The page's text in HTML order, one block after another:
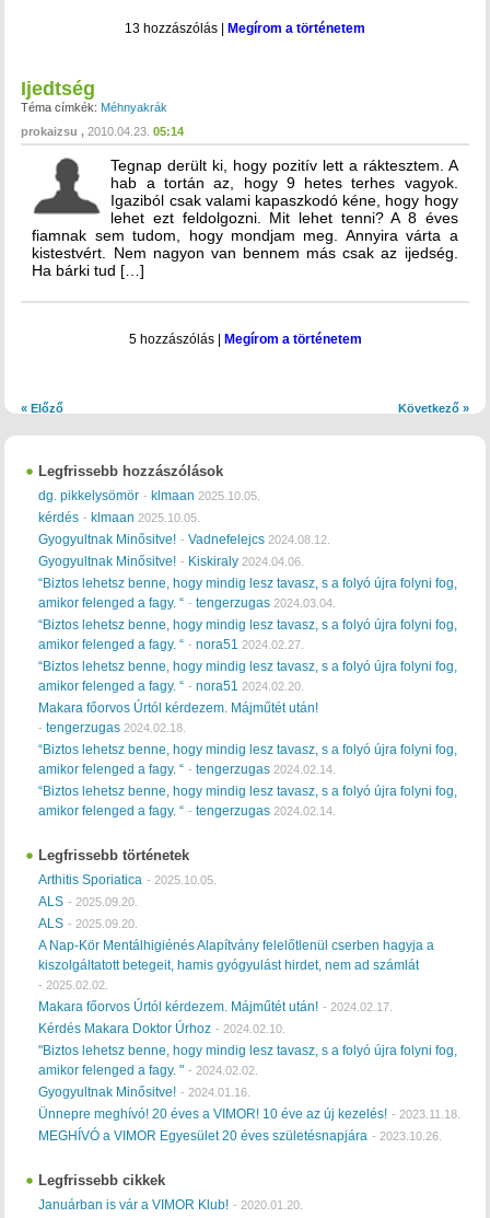
13 hozzászólás Megírom a történetem
Ijedtség
Téma címkék: Méhnyakrák
prokaizsu
2010.04.23. 05:14
Tegnap derült ki, hogy pozitív lett a ráktesztem. A
hab a tortán az, hogy 9 hetes terhes vagyok.
Igaziból csak valami kapaszkodó kéne, hogy hogy
lehet ezt feldolgozni. Mit lehet tenni? A 8 éves
fiamnak sem tudom, hogy mondjam meg. Annyira várta a
kistestvért. Nem nagyon van bennem más csak az ijedség.
Ha bárki tud […]
5 hozzászólás| Megírom a történetem
« Előző Következő »
Legfrissebb hozzászólások
dg. pikkelysömör - klmaan 2025.10.05.
kérdés - klmaan 2025.10.05.
Gyogyultnak Minősitve! -Vadnefelejcs 2024.08.12.
Gyogyultnak Minősitve! - Kiskiraly 2024.04.06.
“Biztos lehetsz benne, hogy mindig lesz tavasz, s a folyó újra folyni fog,
amikor felenged a fagy. “ -tengerzugas 2024.03.04.
“Biztos lehetsz benne, hogy mindig lesz tavasz, s a folyó újra folyni fog,
amikor felenged a fagy. “ -nora51 2024.02.27.
“Biztos lehetsz benne, hogy mindig lesz tavasz, s a folyó újra folyni fog,
amikor felenged a fagy. “ -nora51 2024.02.20.
Makara főorvos Úrtól kérdezem. Májműtét után!
-tengerzugas 2024.02.18.
“Biztos lehetsz benne, hogy mindig lesz tavasz, s a folyó újra folyni fog,
amikor felenged a fagy. “ -tengerzugas 2024.02.14.
“Biztos lehetsz benne, hogy mindig lesz tavasz, s a folyó újra folyni fog,
amikor felenged a fagy. “ -tengerzugas 2024.02.14.
Legfrissebb történetek
Arthitis Sporiatica - 2025.10.05.
ALS - 2025.09.20.
ALS - 2025.09.20.
A Nap-Kör Mentálhigiénés Alapítvány felelőtlenül cserben hagyja a
kiszolgáltatott betegeit, hamis gyógyulást hirdet, nem ad számlát
- 2025.02.02.
Makara főorvos Úrtól kérdezem. Májműtét után! - 2024.02.17.
Kérdés Makara Doktor Úrhoz - 2024.02.10.
"Biztos lehetsz benne, hogy mindig lesz tavasz, s a folyó újra folyni fog,
amikor felenged a fagy. " - 2024.02.02.
Gyogyultnak Minősitve! - 2024.01.16.
Ünnepre meghívó! 20 éves a VIMOR! 10 éve az új kezelés! - 2023.11.18.
MEGHÍVÓ a VIMOR Egyesület 20 éves születésnapjára - 2023.10.26.
Legfrissebb cikkek
Januárban is vár a VIMOR Klub! - 2020.01.20.